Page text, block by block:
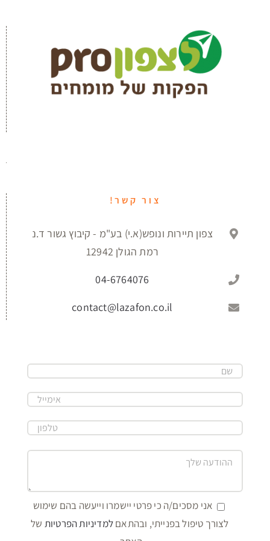
צור קשר!
צפון תיירות ונופש(א.י) בע"מ - קיבוץ גשור ד.נ
רמת הגולן 12942
04-6764076
contact@lazafon.co.il
אני מסכים/ה כי פרטי יישמרו וייעשה בהם שימוש
לצורך טיפול בפנייתי, ובהתאםלמדיניות הפרטיות של